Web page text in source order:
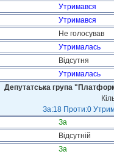
Утримався
Утримався
Не голосував
Утрималась
Відсутня
Утрималась
Депутатська група
За:18 Проти:0
За
Відсутній
За